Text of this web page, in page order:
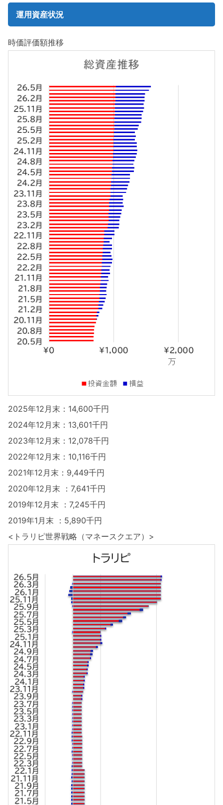
運用資産状況
時価評価額推移
2025年12月末：14,600千円
2024年12月末：13,601千円
2023年12月末：12,078千円
2022年12月末：10,116千円
2021年12月末：9,449千円
2020年12月末 ：7,641千円
2019年12月末 ：7,245千円
2019年1月末 ：5,890千円
<トラリピ世界戦略（マネースクエア）>